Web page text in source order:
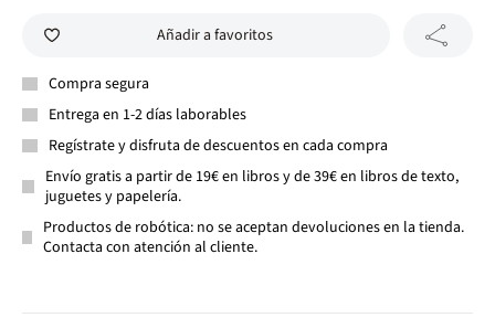
Añadir a favoritos
Compra segura
Entrega en 1-2 días laborables
Regístrate y disfruta de descuentos en cada compra
Envío gratis a partir de 19€ en libros y de 39€ en libros de texto,
juguetes y papelería.
Productos de robótica: no se aceptan devoluciones en la tienda.
Contacta con atención al cliente.